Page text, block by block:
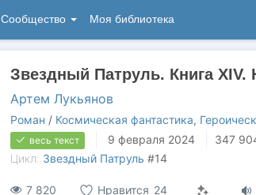
Сообщество Моя библиотека
Звездный Патруль. Книга
Артем Лукьянов
Роман / Космическая фантастика,
весь текст 9 февраля 2024 347
Цикл: Звездный Патруль #14
7 820 Нравится 24